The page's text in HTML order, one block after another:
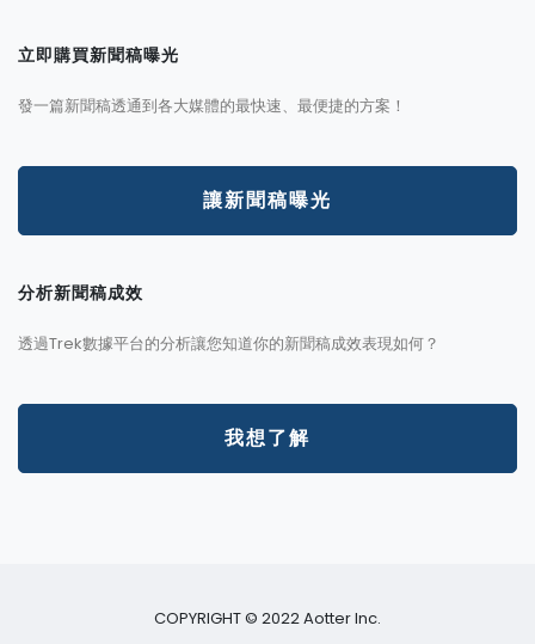
立即購買新聞稿曝光
發一篇新聞稿透通到各大媒體的最快速、最便捷的方案！
讓新聞稿曝光
分析新聞稿成效
透過Trek數據平台的分析讓您知道你的新聞稿成效表現如何？
我想了解
COPYRIGHT © 2022 Aotter Inc.